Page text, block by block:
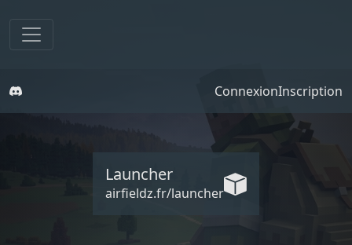
ConnexionInscription
Launcher
airfieldz.fr/launcher